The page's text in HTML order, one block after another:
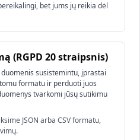
bet jums jų reikia dėl
(RGPD 20 straipsnis)
susistemintu, įprastai
formatu ir perduoti juos
tvarkomi jūsų sutikimu
JSON arba CSV formatu,